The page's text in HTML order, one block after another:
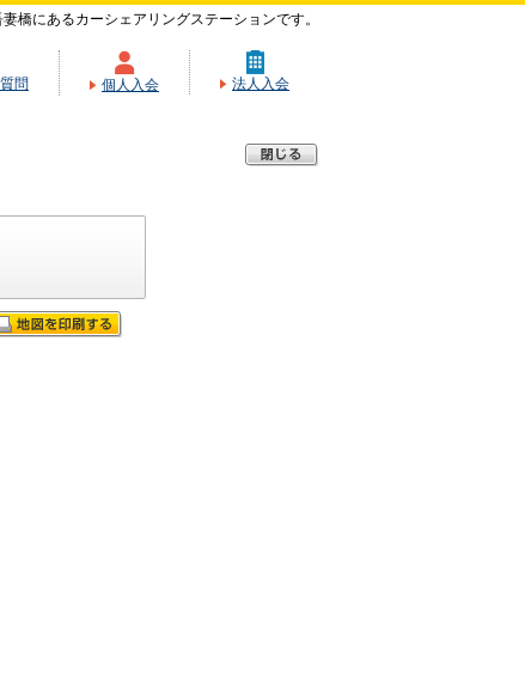
橋にあるカーシェアリングステーションです。
問 個人入会 法人入会